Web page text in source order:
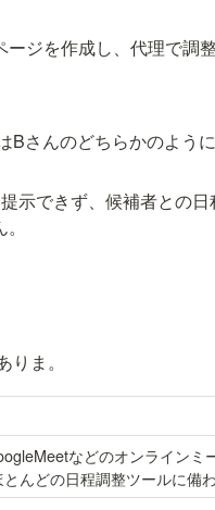
ジを作成し、代理で調
Bさんのどちらかのよう
示できず、候補者との
ま。
などのオンラインミ
んどの日程調整ツールに備